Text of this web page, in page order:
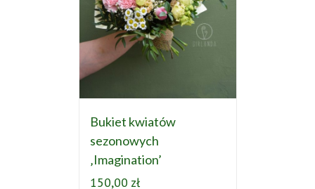
Bukiet kwiatów
sezonowych
‚Imagination’
150,00 zł